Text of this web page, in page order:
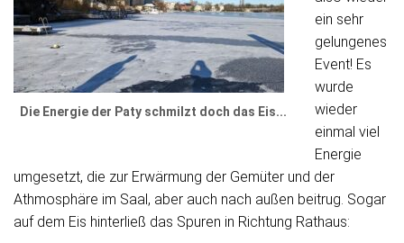
Die Energie der Paty schmilzt doch das Eis...
ein sehr
gelungenes
Event! Es
wurde
wieder
einmal viel
Energie
umgesetzt, die zur Erwärmung der Gemüter und der
Athmosphäre im Saal, aber auch nach außen beitrug. Sogar
auf dem Eis hinterließ das Spuren in Richtung Rathaus: